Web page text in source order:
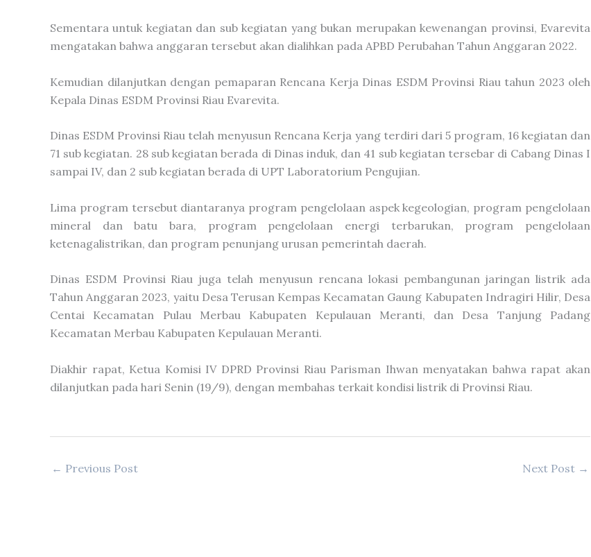
Sementara untuk kegiatan dan sub kegiatan yang bukan merupakan kewenangan provinsi, Evarevita
mengatakan bahwa anggaran tersebut akan dialihkan pada APBD Perubahan Tahun Anggaran 2022.
Kemudian dilanjutkan dengan pemaparan Rencana Kerja Dinas ESDM Provinsi Riau tahun 2023 oleh
Kepala Dinas ESDM Provinsi Riau Evarevita.
Dinas ESDM Provinsi Riau telah menyusun Rencana Kerja yang terdiri dari 5 program, 16 kegiatan dan
71 sub kegiatan. 28 sub kegiatan berada di Dinas induk, dan 41 sub kegiatan tersebar di Cabang Dinas I
sampai IV, dan 2 sub kegiatan berada di UPT Laboratorium Pengujian.
Lima program tersebut diantaranya program pengelolaan aspek kegeologian, program pengelolaan
mineral dan batu bara, program pengelolaan energi terbarukan, program pengelolaan
ketenagalistrikan, dan program penunjang urusan pemerintah daerah.
Dinas ESDM Provinsi Riau juga telah menyusun rencana lokasi pembangunan jaringan listrik ada
Tahun Anggaran 2023, yaitu Desa Terusan Kempas Kecamatan Gaung Kabupaten Indragiri Hilir, Desa
Centai Kecamatan Pulau Merbau Kabupaten Kepulauan Meranti, dan Desa Tanjung Padang
Kecamatan Merbau Kabupaten Kepulauan Meranti.
Diakhir rapat, Ketua Komisi IV DPRD Provinsi Riau Parisman Ihwan menyatakan bahwa rapat akan
dilanjutkan pada hari Senin (19/9), dengan membahas terkait kondisi listrik di Provinsi Riau.
← Previous Post Next Post →